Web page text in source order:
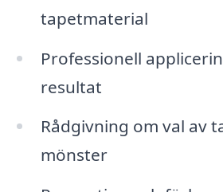
tapetmaterial
Professionell
resultat
Rådgivning om val av
mönster